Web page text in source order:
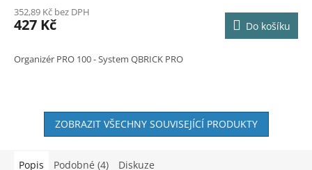
352,89 Kč bez DPH
427 Kč Do košíku
Organizér PRO 100 - System QBRICK PRO
ZOBRAZIT VŠECHNY SOUVISEJÍCÍ PRODUKTY
Popis Podobné (4) Diskuze